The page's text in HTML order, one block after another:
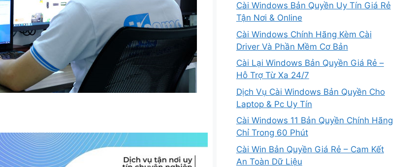
Cài Windows Bản Quyền Uy Tín Giá Rẻ
Tận Nơi & Online
Cài Windows Chính Hãng Kèm Cài
Driver Và Phần Mềm Cơ Bản
Cài Lại Windows Bản Quyền Giá Rẻ –
Hỗ Trợ Từ Xa 24/7
Dịch Vụ Cài Windows Bản Quyền Cho
Laptop & Pc Uy Tín
Cài Windows 11 Bản Quyền Chính Hãng
Chỉ Trong 60 Phút
Cài Win Bản Quyền Giá Rẻ – Cam Kết
An Toàn Dữ Liệu